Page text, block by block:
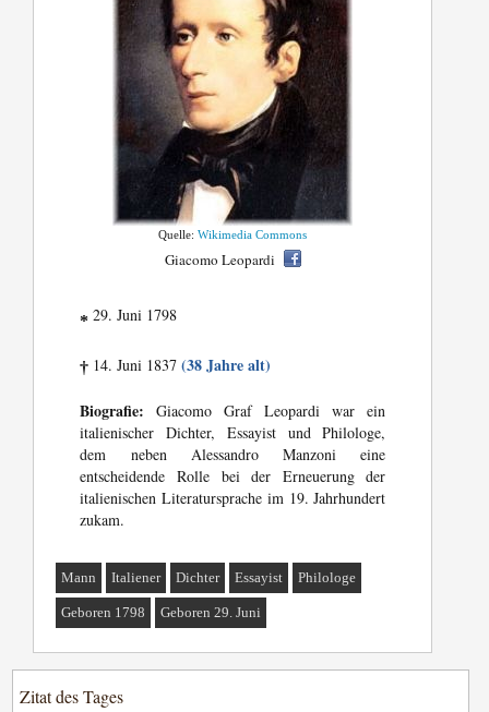
Quelle:Wikimedia Commons
Giacomo Leopardi
* 29. Juni 1798
† 14. Juni 1837(38 Jahre alt)
Biografie: Giacomo Graf Leopardi war ein
italienischer Dichter, Essayist und Philologe,
dem neben Alessandro Manzoni eine
entscheidende Rolle bei der Erneuerung der
italienischen Literatursprache im 19. Jahrhundert
zukam.
Mann Italiener Dichter Essayist Philologe
Geboren 1798 Geboren 29. Juni
Zitat des Tages